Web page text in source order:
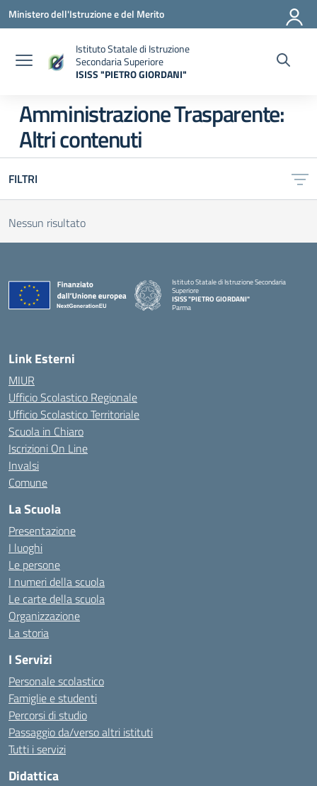
Vai ai contenuti
Vai al menu di navigazione
Vai al footer
Ministero dell'Istruzione e del Merito
Istituto Statale di Istruzione
Secondaria Superiore
ISISS "PIETRO GIORDANI"
Amministrazione Trasparente:
Altri contenuti
FILTRI
Nessun risultato
Istituto Statale di Istruzione Secondaria
Superiore
ISISS "PIETRO GIORDANI"
Parma
Link Esterni
MIUR
Ufficio Scolastico Regionale
Ufficio Scolastico Territoriale
Scuola in Chiaro
Iscrizioni On Line
Invalsi
Comune
La Scuola
Presentazione
I luoghi
Le persone
I numeri della scuola
Le carte della scuola
Organizzazione
La storia
I Servizi
Personale scolastico
Famiglie e studenti
Percorsi di studio
Passaggio da/verso altri istituti
Tutti i servizi
Didattica